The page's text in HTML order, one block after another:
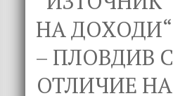
НА ДОХОДИ“
– ПЛОВДИВ С
ОТЛИЧИЕ НА